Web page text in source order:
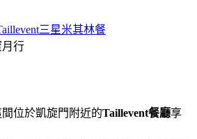
三星米其林餐
月行
位於凱旋門附近的Taillevent餐廳享